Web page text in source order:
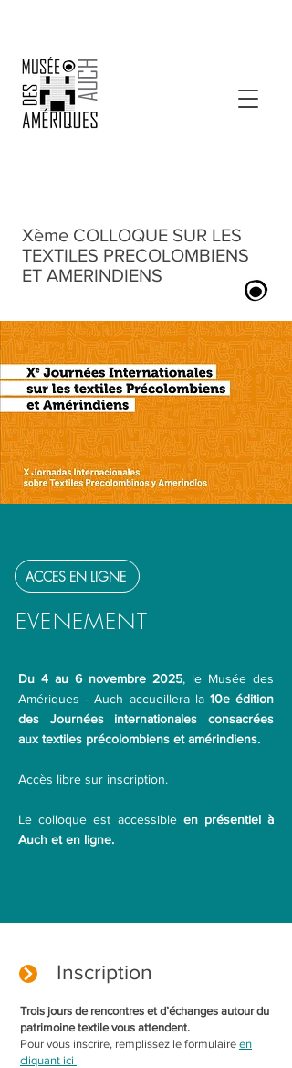
Xème COLLOQUE SUR LES
TEXTILES PRECOLOMBIENS
ET AMERINDIENS
​ACCES EN LIGNE
EVENEMENT
Du 4 au 6 novembre 2025, le Musée des
Amériques - Auch accueillera la 10e édition
des Journées internationales consacrées
aux textiles précolombiens et amérindiens.
Accès libre sur inscription.
Le colloque est accessibleen présentiel à
Auch et en ligne.
Inscription
Trois jours de rencontres et d’échanges autour du
patrimoine textile vous attendent.
Pour vous inscrire, remplissez le formulaire en
cliquant ici